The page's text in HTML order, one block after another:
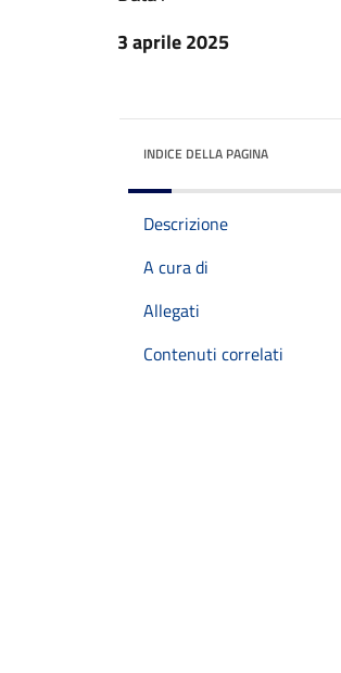
3 aprile 2025
INDICE DELLA PAGINA
Descrizione
A cura di
Allegati
Contenuti correlati